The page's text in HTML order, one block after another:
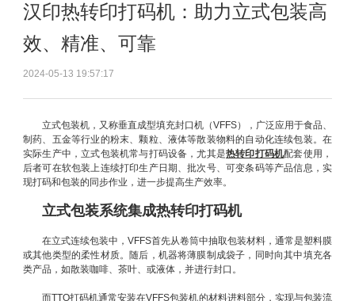
汉印热转印打码机：助力立式包装高
效、精准、可靠
2024-05-13 19:57:17
立式包装机，又称垂直成型填充封口机（VFFS），广泛应用于食品、
制药、五金等行业的粉末、颗粒、液体等散装物料的自动化连续包装。在
实际生产中，立式包装机常与打码设备，尤其是热转印打码机配套使用，
后者可在软包装上连续打印生产日期、批次号、可变条码等产品信息，实
现打码和包装的同步作业，进一步提高生产效率。
立式包装系统集成热转印打码机
在立式连续包装中，VFFS首先从卷筒中抽取包装材料，通常是塑料膜
或其他类型的柔性材质。随后，机器将薄膜制成袋子，同时向其中填充各
类产品，如散装咖啡、茶叶、或液体，并进行封口。
而TTO打码机通常安装在VFFS包装机的材料进料部分，实现与包装流